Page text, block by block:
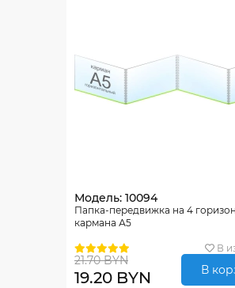
Модель: 10094
Папка-передвижка на 4
кармана А5
В
21.70 BYN
19.20 BYN В